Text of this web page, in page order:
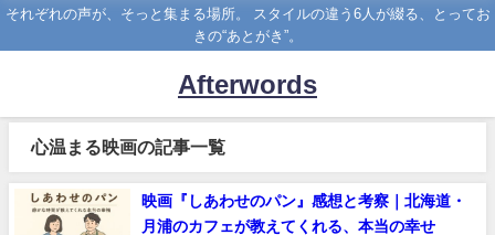
それぞれの声が、そっと集まる場所。 スタイルの違う6人が綴る、とってお
きの“あとがき”。
Afterwords
心温まる映画の記事一覧
映画『しあわせのパン』感想と考察｜北海道・
月浦のカフェが教えてくれる、本当の幸せ